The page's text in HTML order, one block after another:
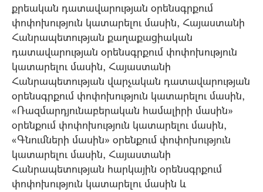
քրեական դատավարության օրենսգրքում
փոփոխություն կատարելու մասին, Հայաստանի
Հանրապետության քաղաքացիական
դատավարության օրենսգրքում փոփոխություն
կատարելու մասին, Հայաստանի
Հանրապետության վարչական դատավարության
օրենսգրքում փոփոխություն կատարելու մասին,
«Ռազմարդյունաբերական համալիրի մասին»
օրենքում փոփոխություն կատարելու մասին,
«Գնումների մասին» օրենքում փոփոխություն
կատարելու մասին, Հայաստանի
Հանրապետության հարկային օրենսգրքում
փոփոխություն կատարելու մասին և